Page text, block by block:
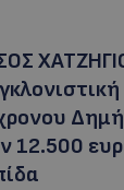
12.500